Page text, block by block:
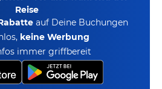
Reise
auf Deine Buchungen
keine Werbung
immer griffbereit